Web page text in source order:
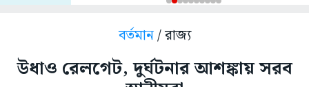
বর্তমান/ রাজ্য
উধাও রেলগেট, দুর্ঘটনার আশঙ্কায় সরব